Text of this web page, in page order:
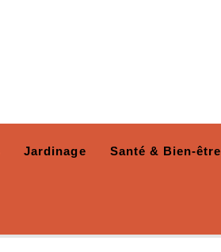
Jardinage Santé & Bien-être